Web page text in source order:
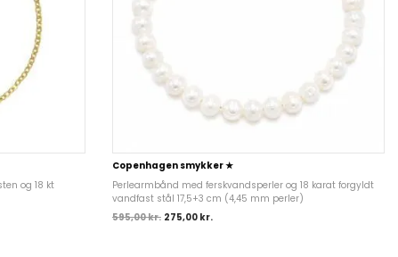
og 18 kt
Copenhagen smykker ★
Perlearmbånd med ferskvandsperler og 18 karat forgyldt
vandfast stål 17,5+3 cm (4,45 mm perler)
595,00kr. 275,00 kr.